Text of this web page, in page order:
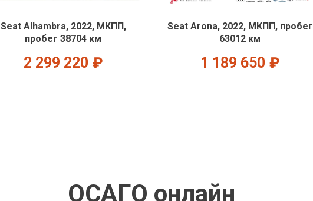
Seat Alhambra, 2022, МКПП,
пробег 38704 км
2 299 220 ₽
Seat Arona, 2022, МКПП, пробег
63012 км
1 189 650 ₽
ОСАГО онлайн